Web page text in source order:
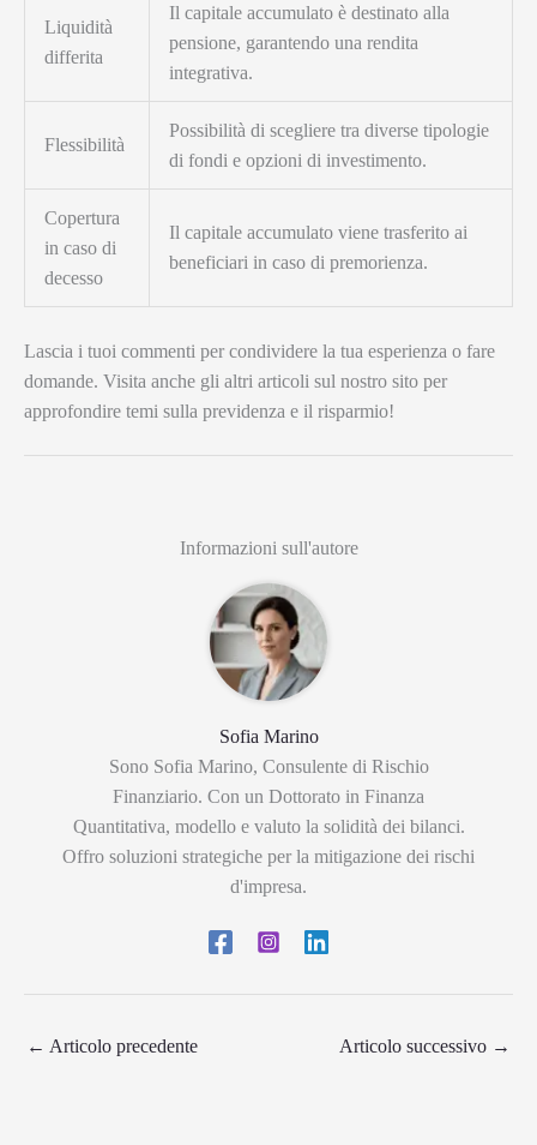
Liquidità
differita
Il capitale accumulato è destinato alla
pensione, garantendo una rendita
integrativa.
Flessibilità
Possibilità di scegliere tra diverse tipologie
di fondi e opzioni di investimento.
Copertura
in caso di
decesso
Il capitale accumulato viene trasferito ai
beneficiari in caso di premorienza.
Lascia i tuoi commenti per condividere la tua esperienza o fare
domande. Visita anche gli altri articoli sul nostro sito per
approfondire temi sulla previdenza e il risparmio!
Informazioni sull'autore
Sofia Marino
Sono Sofia Marino, Consulente di Rischio
Finanziario. Con un Dottorato in Finanza
Quantitativa, modello e valuto la solidità dei bilanci.
Offro soluzioni strategiche per la mitigazione dei rischi
d'impresa.
← Articolo precedente Articolo successivo →